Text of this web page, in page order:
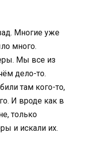
Многие уже
много.
Мы все из
дело-то.
там кого-то,
И вроде как в
только
и искали их.